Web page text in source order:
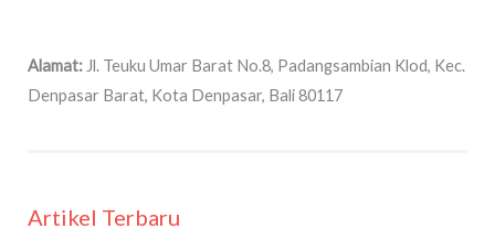
Alamat: Jl. Teuku Umar Barat No.8, Padangsambian Klod, Kec.
Denpasar Barat, Kota Denpasar, Bali 80117
Artikel Terbaru